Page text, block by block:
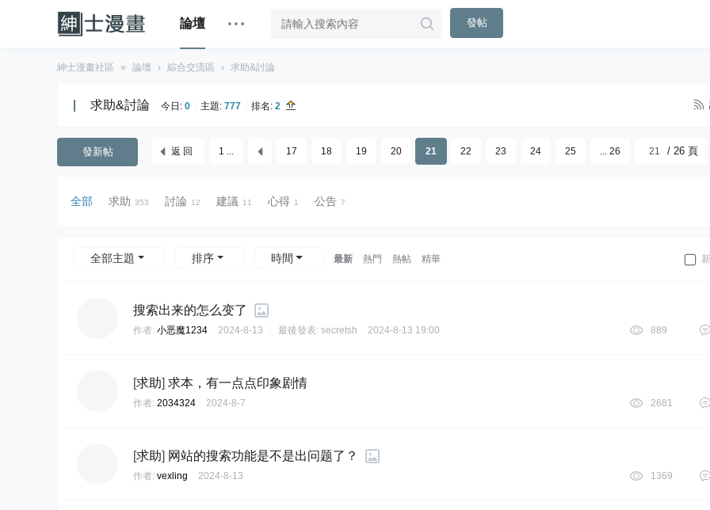
論壇 發帖
紳士漫畫社區 » 論壇 › 綜合交流區 › 求助&討論
求助&討論 今日: 0 主題: 777 排名: 2
1 ... 17 18 19 20 21 22 23 24 25 ... 26 / 26 頁
返 回
發新帖
全部 求助 353 討論 12 建議 11 心得 1 公告 7
全部主題 排序 時間 最新 熱門 熱帖 精華
搜索出来的怎么变了
作者: 小恶魔1234 2024-8-13 最後發表: secretsh 2024-8-13 19:00 889
[求助] 求本，有一点点印象剧情
作者: 2034324 2024-8-7 2681
[求助] 网站的搜索功能是不是出问题了？
作者: vexling 2024-8-13 1369